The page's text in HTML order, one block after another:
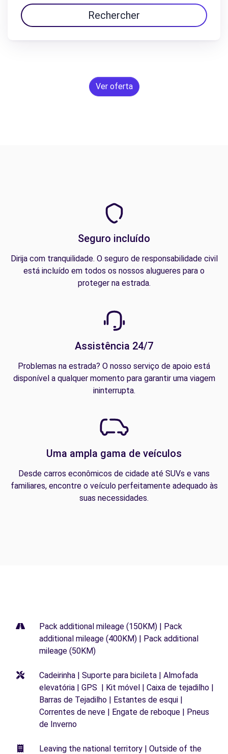
Rechercher
Ver oferta
Seguro incluído
Dirija com tranquilidade. O seguro de responsabilidade civil
está incluído em todos os nossos alugueres para o
proteger na estrada.
Assistência 24/7
Problemas na estrada? O nosso serviço de apoio está
disponível a qualquer momento para garantir uma viagem
ininterrupta.
Uma ampla gama de veículos
Desde carros econômicos de cidade até SUVs e vans
familiares, encontre o veículo perfeitamente adequado às
suas necessidades.
Pack additional mileage (150KM) | Pack
additional mileage (400KM) | Pack additional
mileage (50KM)
Cadeirinha | Suporte para bicileta | Almofada
elevatória | GPS | Kit móvel | Caixa de tejadilho |
Barras de Tejadilho | Estantes de esqui |
Correntes de neve | Engate de reboque | Pneus
de Inverno
Leaving the national territory | Outside of the